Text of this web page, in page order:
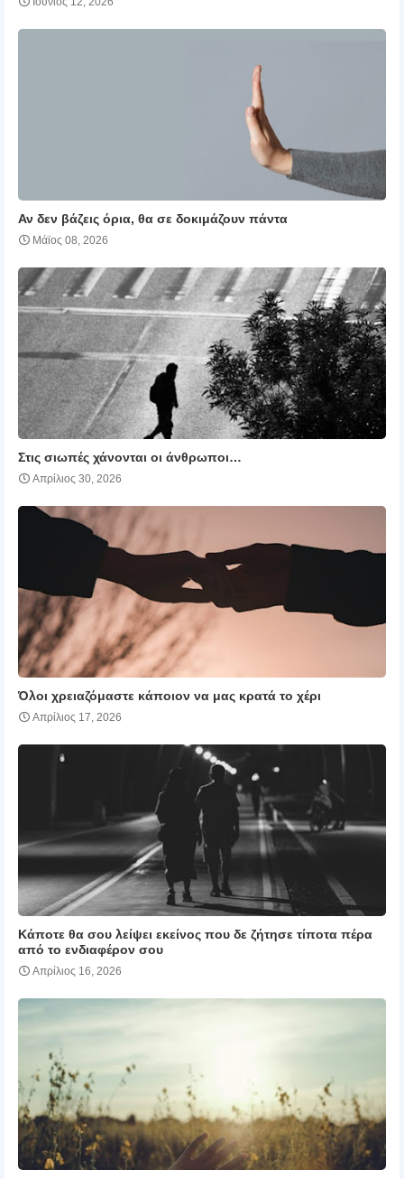
Αν δεν βάζεις όρια, θα σε δοκιμάζουν πάντα
Μάϊος 08, 2026
Στις σιωπές χάνονται οι άνθρωποι…
Απρίλιος 30, 2026
Όλοι χρειαζόμαστε κάποιον να μας κρατά το χέρι
Απρίλιος 17, 2026
Κάποτε θα σου λείψει εκείνος που δε ζήτησε τίποτα πέρα
από το ενδιαφέρον σου
Απρίλιος 16, 2026